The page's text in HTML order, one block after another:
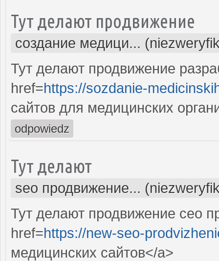
Тут делают продвижение
создание медици...
Тут делают продвижение
href=https://sozdanie-
сайтов для медицинских
odpowiedz
Тут делают
seo продвижение...
Тут делают продвижение сео
href=https://new-seo-
медицинских сайтов</a>